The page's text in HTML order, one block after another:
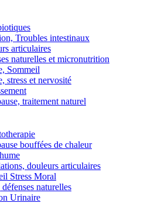
Troubles intestinaux
articulaires
naturelles et micronutrition
Sommeil
stress et nervosité
traitement naturel
bouffées de chaleur
douleurs articulaires
Stress Moral
naturelles
Urinaire